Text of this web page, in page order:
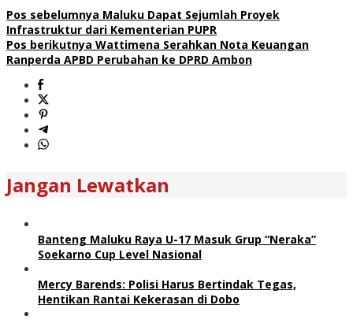
Pos sebelumnya Maluku Dapat Sejumlah Proyek
Infrastruktur dari Kementerian PUPR
Pos berikutnya Wattimena Serahkan Nota Keuangan
Ranperda APBD Perubahan ke DPRD Ambon
Jangan Lewatkan
Banteng Maluku Raya U-17 Masuk Grup “Neraka”
Soekarno Cup Level Nasional
Mercy Barends: Polisi Harus Bertindak Tegas,
Hentikan Rantai Kekerasan di Dobo